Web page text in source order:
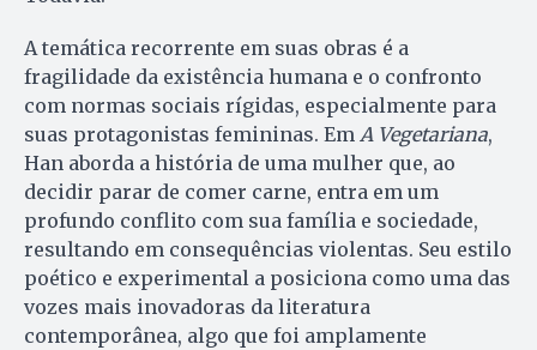
A temática recorrente em suas obras é a
fragilidade da existência humana e o confronto
com normas sociais rígidas, especialmente para
suas protagonistas femininas. Em A Vegetariana,
Han aborda a história de uma mulher que, ao
decidir parar de comer carne, entra em um
profundo conflito com sua família e sociedade,
resultando em consequências violentas. Seu estilo
poético e experimental a posiciona como uma das
vozes mais inovadoras da literatura
contemporânea, algo que foi amplamente